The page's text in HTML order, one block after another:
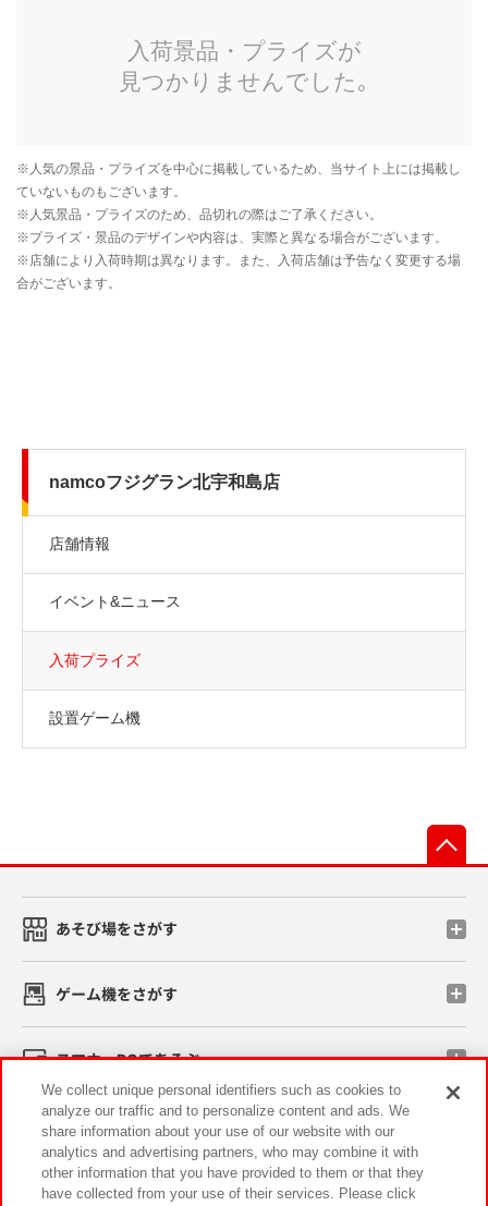
namcoフジグラン北宇和島店
店舗情報
イベント&ニュース
入荷プライズ
設置ゲーム機
あそび場をさがす
ゲーム機をさがす
スマホ・PCであそぶ
イベント・キャンペーン
We collect unique personal identifiers such as cookies to
analyze our traffic and to personalize content and ads. We
share information about your use of our website with our
analytics and advertising partners, who may combine it with
other information that you have provided to them or that they
have collected from your use of their services. Please click